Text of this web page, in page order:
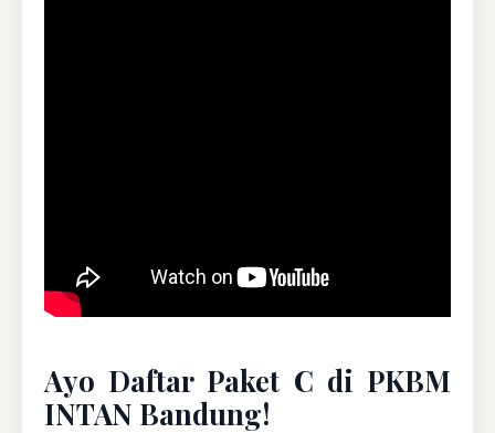
Ayo Daftar Paket C di PKBM
INTAN Bandung!